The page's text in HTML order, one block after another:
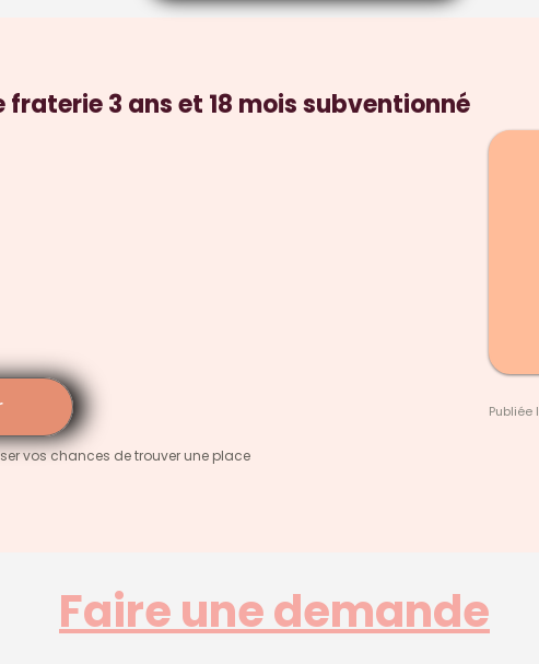
fraterie 3 ans et 18 mois subventionné
vos chances de trouver une place
Publiée
Faire une demande